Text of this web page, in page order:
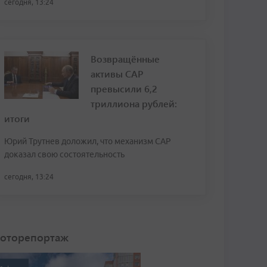
сегодня, 13:24
Возвращённые
активы САР
превысили 6,2
триллиона рублей:
итоги
Юрий Трутнев доложил, что механизм САР
доказал свою состоятельность
сегодня, 13:24